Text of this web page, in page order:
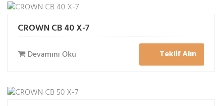
CROWN CB 40 X-7
Devamını Oku Teklif Alın